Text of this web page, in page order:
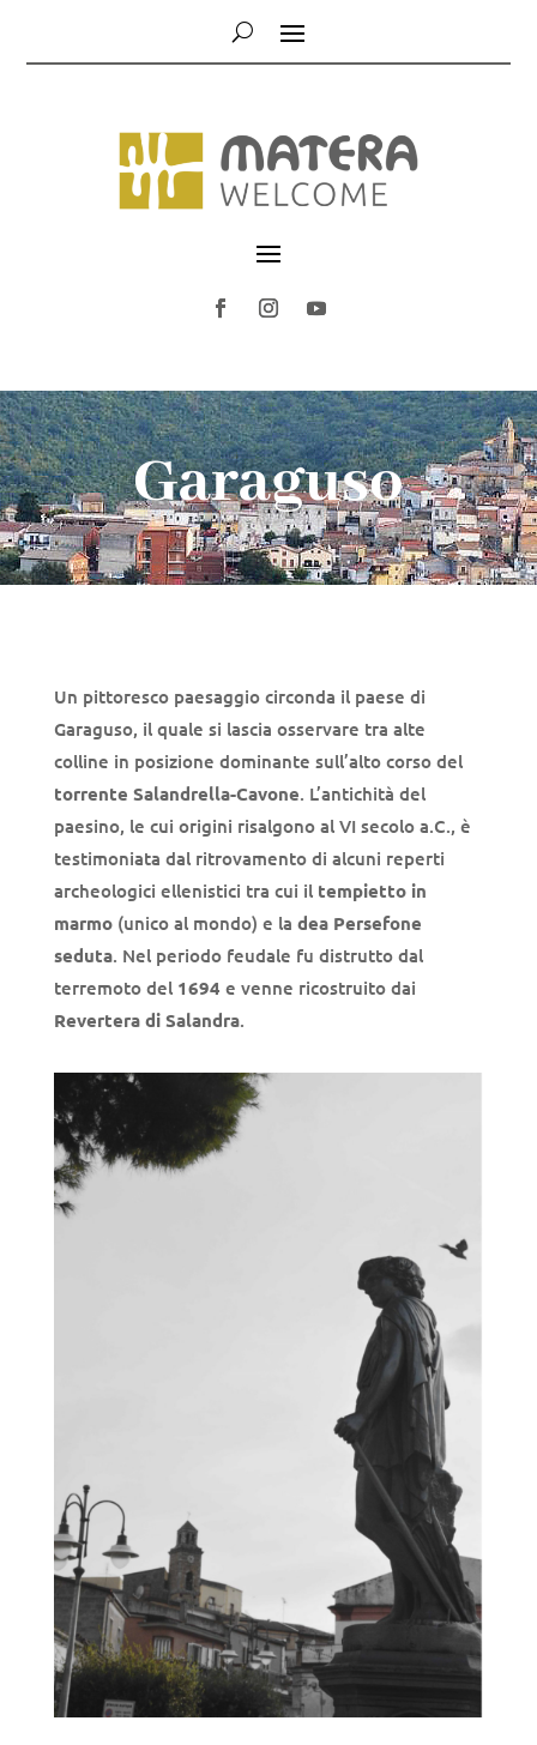
Garaguso
Un pittoresco paesaggio circonda il paese di
Garaguso, il quale si lascia osservare tra alte
colline in posizione dominante sull’alto corso del
torrente Salandrella-Cavone. L’antichità del
paesino, le cui origini risalgono al VI secolo a.C., è
testimoniata dal ritrovamento di alcuni reperti
archeologici ellenistici tra cui il tempietto in
marmo(unico al mondo) e la dea Persefone
seduta. Nel periodo feudale fu distrutto dal
terremoto del 1694 e venne ricostruito dai
Revertera di Salandra.